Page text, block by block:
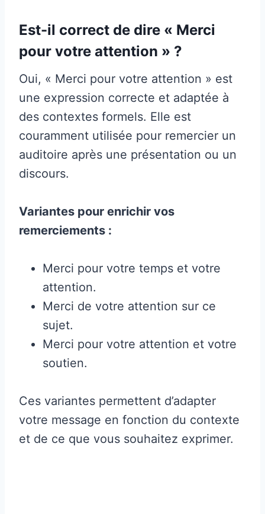
Est-il correct de dire « Merci
pour votre attention » ?
Oui, « Merci pour votre attention » est
une expression correcte et adaptée à
des contextes formels. Elle est
couramment utilisée pour remercier un
auditoire après une présentation ou un
discours.
Variantes pour enrichir vos
remerciements :
Merci pour votre temps et votre
attention.
Merci de votre attention sur ce
sujet.
Merci pour votre attention et votre
soutien.
Ces variantes permettent d’adapter
votre message en fonction du contexte
et de ce que vous souhaitez exprimer.